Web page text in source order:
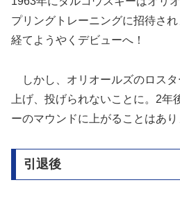
プリングトレーニングに招待さ
経てようやくデビューへ！
しかし、オリオールズのロス
上げ、投げられないことに。2年
ーのマウンドに上がることはあり
引退後